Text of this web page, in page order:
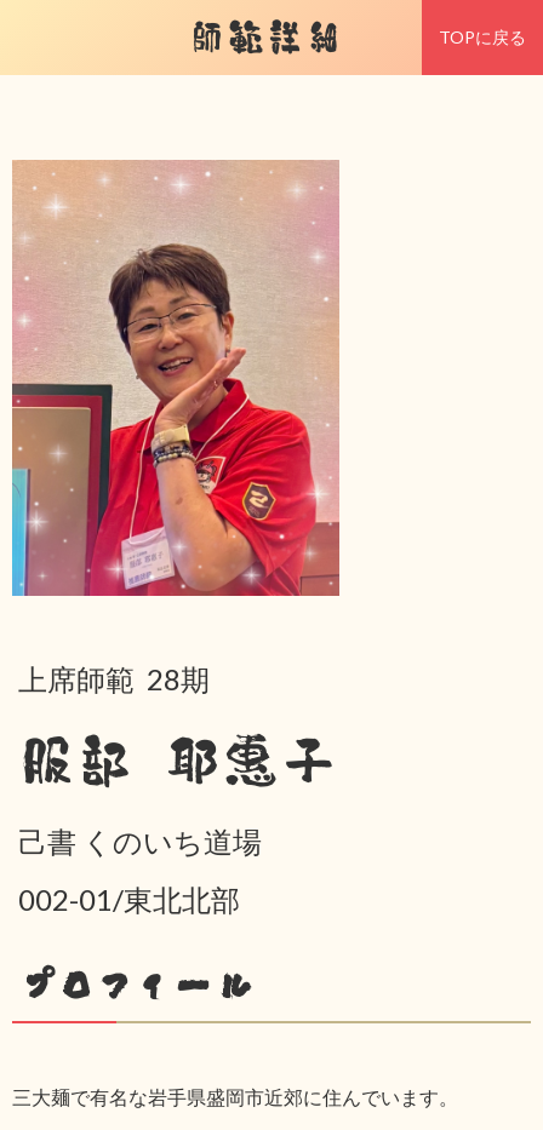
師範詳細 TOPに戻る
上席師範 28期
服部 耶惠子
己書 くのいち道場
002-01/東北北部
プロフィール
三大麺で有名な岩手県盛岡市近郊に住んでいます。